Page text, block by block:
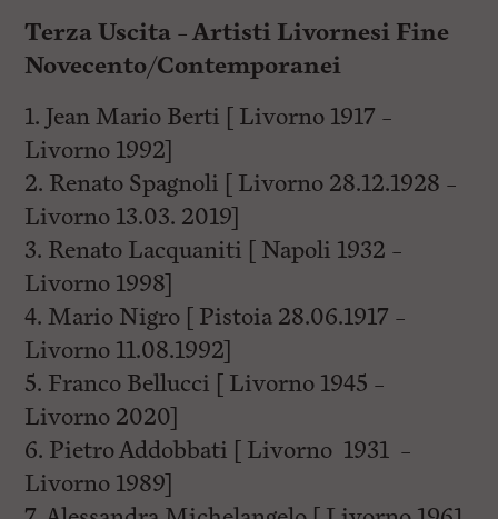
Terza Uscita – Artisti Livornesi Fine
Novecento/Contemporanei
1. Jean Mario Berti [ Livorno 1917 –
Livorno 1992]
2. Renato Spagnoli [ Livorno 28.12.1928 –
Livorno 13.03. 2019]
3. Renato Lacquaniti [ Napoli 1932 –
Livorno 1998]
4. Mario Nigro [ Pistoia 28.06.1917 –
Livorno 11.08.1992]
5. Franco Bellucci [ Livorno 1945 –
Livorno 2020]
6. Pietro Addobbati [ Livorno 1931 –
Livorno 1989]